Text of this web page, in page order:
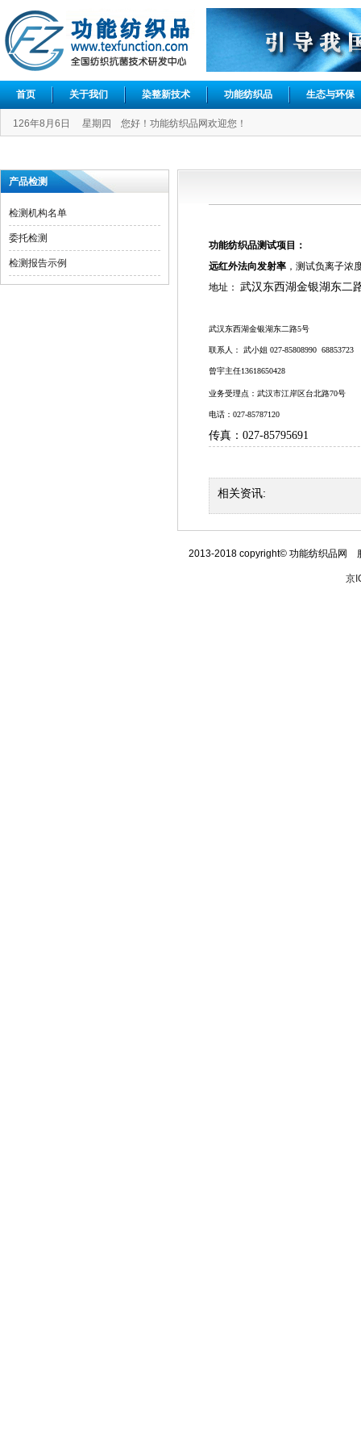
首页 关于我们 染整新技术 功能纺织品 生态与环保
126年8月6日 星期四 您好！功能纺织品网欢迎您！
产品检测
检测机构名单
委托检测
检测报告示例
功能纺织品测试项目：
远红外法向发射率， 测试负离子浓
地址： 武汉东西湖金银湖东二
武汉东西湖金银湖东二路5号
联系人： 武小姐 027-85808990 68853723
曾宇主任13618650428
业务受理点：武汉市江岸区台北路70号
电话： 027-85787120
传真： 027-85795691
相关资讯:
2013-2018 copyright© 功能纺织品网
京